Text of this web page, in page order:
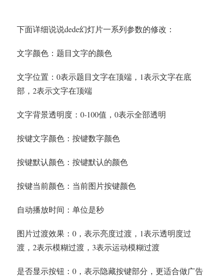
下面详细说说dede幻灯片一系列参数的修改：
文字颜色：题目文字的颜色
文字位置：0表示题目文字在顶端，1表示文字在底
部，2表示文字在顶端
文字背景透明度：0-100值，0表示全部透明
按键文字颜色：按键数字颜色
按键默认颜色：按键默认的颜色
按键当前颜色：当前图片按键颜色
自动播放时间：单位是秒
图片过渡效果：0，表示亮度过渡，1表示透明度过
渡，2表示模糊过渡，3表示运动模糊过渡
是否显示按钮：0，表示隐藏按键部分，更适合做广告